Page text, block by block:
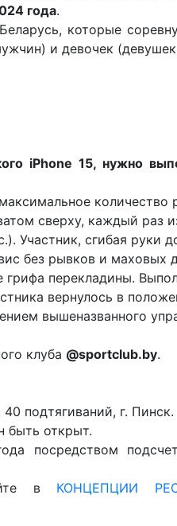
года.
которые
и девочек
iPhone 15, нужно
количество
сверху, каждый раз
Участник, сгибая руки
без рывков и маховых
перекладины.
вернулось в
вышеназванного
клуба @sportclub.by.
подтягиваний, г. Пинск.
быть открыт.
посредством
в КОНЦЕПЦИИ